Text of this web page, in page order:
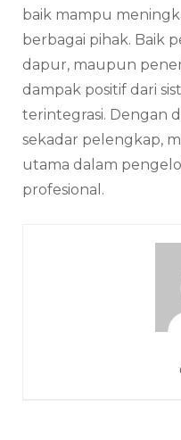
baik mampu
berbagai pihak. Baik
dapur, maupun
dampak positif dari
terintegrasi. Dengan
sekadar pelengkap,
utama dalam
profesional.